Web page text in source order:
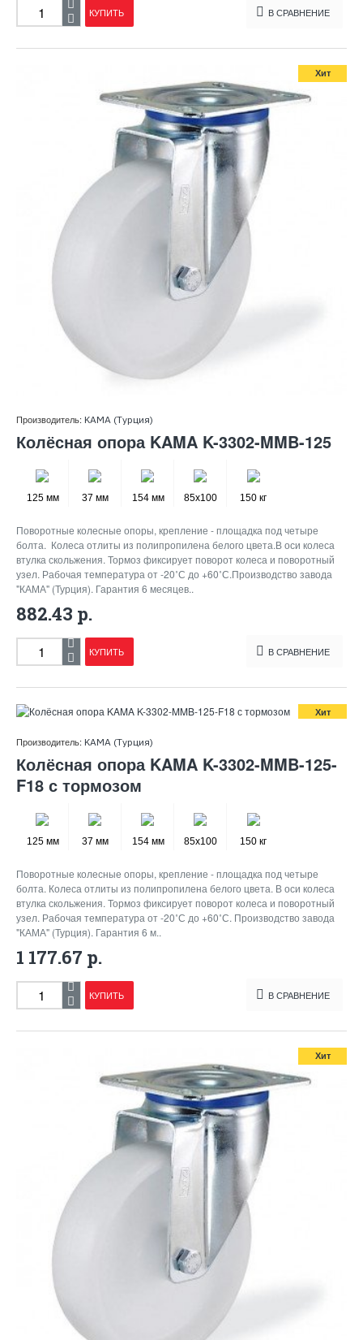
КУПИТЬ В СРАВНЕНИЕ
Хит
Производитель: KAMA (Турция)
Колёсная опора KAMA K-3302-MMB-125
125 мм 37 мм 154 мм 85x100 150 кг
Поворотные колесные опоры, крепление - площадка под четыре
болта. Колеса отлиты из полипропилена белого цвета.В оси колеса
втулка скольжения. Тормоз фиксирует поворот колеса и поворотный
узел. Рабочая температура от -20˚С до +60˚С.Производство завода
"КАМА" (Турция). Гарантия 6 месяцев..
882.43 р.
КУПИТЬ В СРАВНЕНИЕ
Хит
Производитель: KAMA (Турция)
Колёсная опора KAMA K-3302-MMB-125-
F18 с тормозом
125 мм 37 мм 154 мм 85x100 150 кг
Поворотные колесные опоры, крепление - площадка под четыре
болта. Колеса отлиты из полипропилена белого цвета. В оси колеса
втулка скольжения. Тормоз фиксирует поворот колеса и поворотный
узел. Рабочая температура от -20˚С до +60˚С. Производство завода
"КАМА" (Турция). Гарантия 6 м..
1 177.67 р.
КУПИТЬ В СРАВНЕНИЕ
Хит